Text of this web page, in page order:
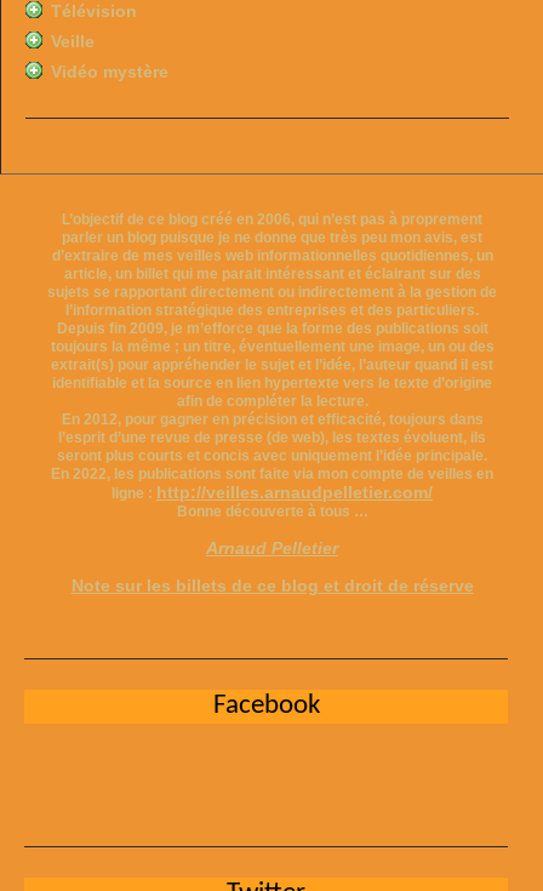
Télévision
Veille
Vidéo mystère
L’objectif de ce blog créé en 2006, qui n’est pas à proprement
parler un blog puisque je ne donne que très peu mon avis, est
d’extraire de mes veilles web informationnelles quotidiennes, un
article, un billet qui me parait intéressant et éclairant sur des
sujets se rapportant directement ou indirectement à la gestion de
l’information stratégique des entreprises et des particuliers.
Depuis fin 2009, je m’efforce que la forme des publications soit
toujours la même ; un titre, éventuellement une image, un ou des
extrait(s) pour appréhender le sujet et l’idée, l’auteur quand il est
identifiable et la source en lien hypertexte vers le texte d’origine
afin de compléter la lecture.
En 2012, pour gagner en précision et efficacité, toujours dans
l’esprit d’une revue de presse (de web), les textes évoluent, ils
seront plus courts et concis avec uniquement l’idée principale.
En 2022, les publications sont faite via mon compte de veilles en
ligne : http://veilles.arnaudpelletier.com/
Bonne découverte à tous …
Arnaud Pelletier
Note sur les billets de ce blog et droit de réserve
Facebook